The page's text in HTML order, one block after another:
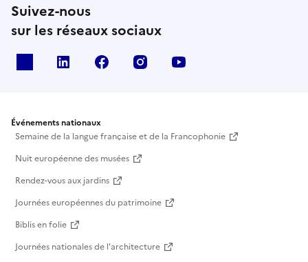
Suivez-nous
sur les réseaux sociaux
Linkedin Facebook Instagram
Événements nationaux
Semaine de la langue française et de la Francophonie
Nuit européenne des musées
Rendez-vous aux jardins
Journées européennes du patrimoine
Biblis en folie
Journées nationales de l'architecture